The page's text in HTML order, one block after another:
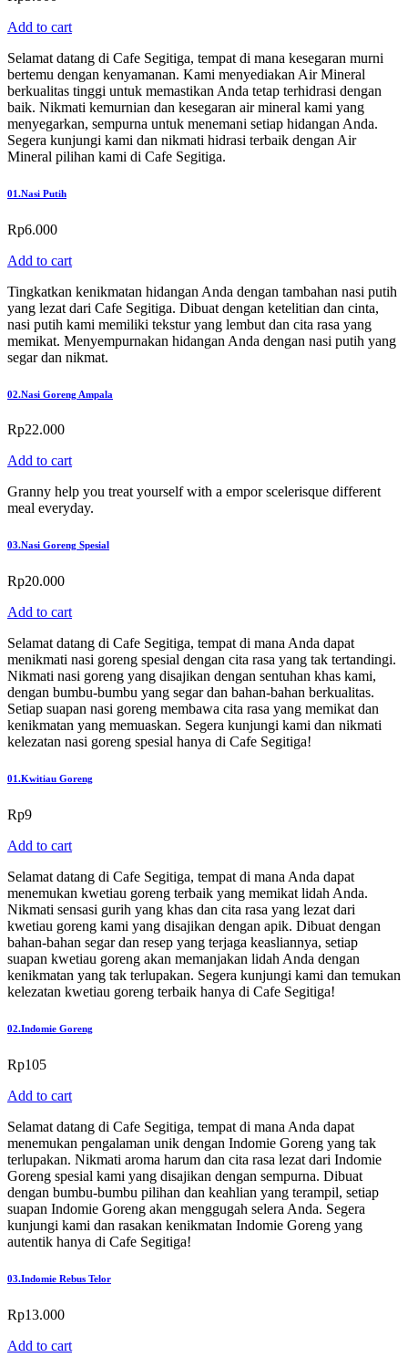
Add to cart
Selamat datang di Cafe Segitiga, tempat di mana kesegaran murni
bertemu dengan kenyamanan. Kami menyediakan Air Mineral
berkualitas tinggi untuk memastikan Anda tetap terhidrasi dengan
baik. Nikmati kemurnian dan kesegaran air mineral kami yang
menyegarkan, sempurna untuk menemani setiap hidangan Anda.
Segera kunjungi kami dan nikmati hidrasi terbaik dengan Air
Mineral pilihan kami di Cafe Segitiga.
01.Nasi Putih
Rp6.000
Add to cart
Tingkatkan kenikmatan hidangan Anda dengan tambahan nasi putih
yang lezat dari Cafe Segitiga. Dibuat dengan ketelitian dan cinta,
nasi putih kami memiliki tekstur yang lembut dan cita rasa yang
memikat. Menyempurnakan hidangan Anda dengan nasi putih yang
segar dan nikmat.
02.Nasi Goreng Ampala
Rp22.000
Add to cart
Granny help you treat yourself with a empor scelerisque different
meal everyday.
03.Nasi Goreng Spesial
Rp20.000
Add to cart
Selamat datang di Cafe Segitiga, tempat di mana Anda dapat
menikmati nasi goreng spesial dengan cita rasa yang tak tertandingi.
Nikmati nasi goreng yang disajikan dengan sentuhan khas kami,
dengan bumbu-bumbu yang segar dan bahan-bahan berkualitas.
Setiap suapan nasi goreng membawa cita rasa yang memikat dan
kenikmatan yang memuaskan. Segera kunjungi kami dan nikmati
kelezatan nasi goreng spesial hanya di Cafe Segitiga!
01.Kwitiau Goreng
Rp9
Add to cart
Selamat datang di Cafe Segitiga, tempat di mana Anda dapat
menemukan kwetiau goreng terbaik yang memikat lidah Anda.
Nikmati sensasi gurih yang khas dan cita rasa yang lezat dari
kwetiau goreng kami yang disajikan dengan apik. Dibuat dengan
bahan-bahan segar dan resep yang terjaga keasliannya, setiap
suapan kwetiau goreng akan memanjakan lidah Anda dengan
kenikmatan yang tak terlupakan. Segera kunjungi kami dan temukan
kelezatan kwetiau goreng terbaik hanya di Cafe Segitiga!
02.Indomie Goreng
Rp105
Add to cart
Selamat datang di Cafe Segitiga, tempat di mana Anda dapat
menemukan pengalaman unik dengan Indomie Goreng yang tak
terlupakan. Nikmati aroma harum dan cita rasa lezat dari Indomie
Goreng spesial kami yang disajikan dengan sempurna. Dibuat
dengan bumbu-bumbu pilihan dan keahlian yang terampil, setiap
suapan Indomie Goreng akan menggugah selera Anda. Segera
kunjungi kami dan rasakan kenikmatan Indomie Goreng yang
autentik hanya di Cafe Segitiga!
03.Indomie Rebus Telor
Rp13.000
Add to cart